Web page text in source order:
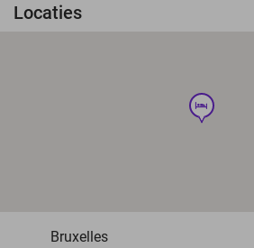
Locaties
hotel
Bruxelles